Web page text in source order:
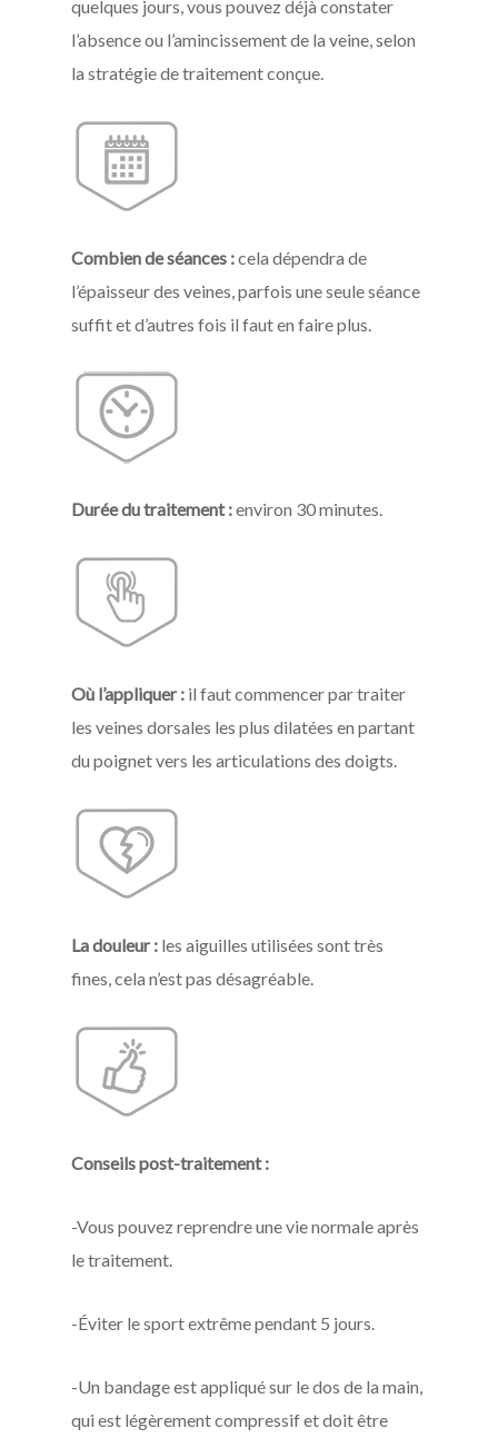
quelques jours, vous pouvez déjà constater
l’absence ou l’amincissement de la veine, selon
la stratégie de traitement conçue.
Combien de séances :cela dépendra de
l’épaisseur des veines, parfois une seule séance
suffit et d’autres fois il faut en faire plus.
Durée du traitement :environ 30 minutes.
Où l’appliquer : il faut commencer par traiter
les veines dorsales les plus dilatées en partant
du poignet vers les articulations des doigts.
La douleur : les aiguilles utilisées sont très
fines, cela n’est pas désagréable.
Conseils post-traitement :
-Vous pouvez reprendre une vie normale après
le traitement.
-Éviter le sport extrême pendant 5 jours.
-Un bandage est appliqué sur le dos de la main,
qui est légèrement compressif et doit être